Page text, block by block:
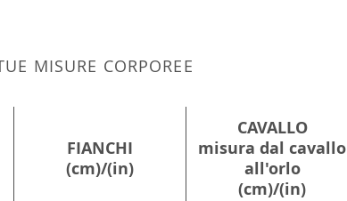
MISURE CORPOREE
FIANCHI
(cm)/(in)
CAVALLO
misura dal cavallo
all'orlo
(cm)/(in)